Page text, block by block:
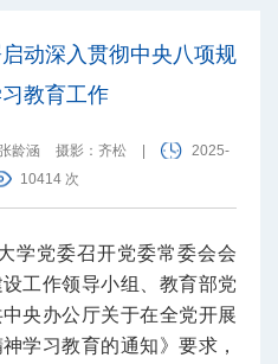
动深入贯彻中央八项规
教育工作
龄涵 摄影：齐松
2025-
10414 次
学党委召开党委常委会会
工作领导小组、教育部党
央办公厅关于在全党开展
学习教育的通知》要求，